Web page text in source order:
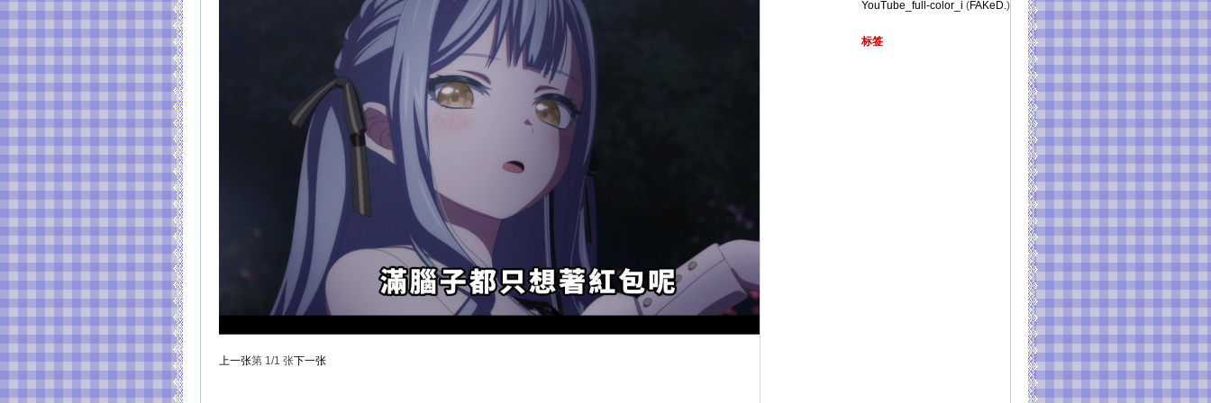
上一张第 1/1 张下一张
YouTube_full-color_i (FAKeD.)
标签